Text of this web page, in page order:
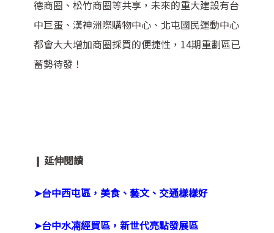
德商圈、松竹商圈等共享，未來的重大建設有台
中巨蛋、漢神洲際購物中心、北屯國民運動中心
都會大大增加商圈採買的便捷性，14期重劃區已
蓄勢待發！
❙ 延伸閱讀
➤台中西屯區，美食、藝文、交通樣樣好
➤台中水㓓經貿區，新世代亮點發展區